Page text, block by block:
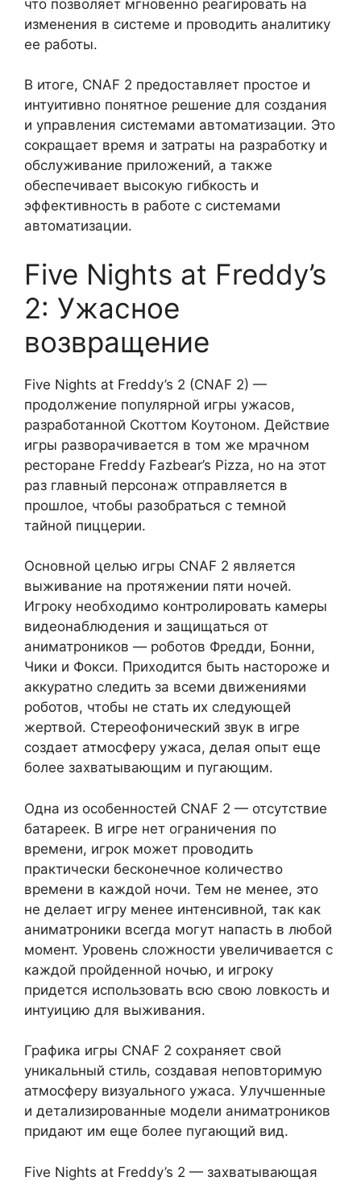
что позволяет мгновенно реагировать на
изменения в системе и проводить аналитику
ее работы.
В итоге, CNAF 2 предоставляет простое и
интуитивно понятное решение для создания
и управления системами автоматизации. Это
сокращает время и затраты на разработку и
обслуживание приложений, а также
обеспечивает высокую гибкость и
эффективность в работе с системами
автоматизации.
Five Nights at Freddy’s
2: Ужасное
возвращение
Five Nights at Freddy’s 2 (CNAF 2) —
продолжение популярной игры ужасов,
разработанной Скоттом Коутоном. Действие
игры разворачивается в том же мрачном
ресторане Freddy Fazbear’s Pizza, но на этот
раз главный персонаж отправляется в
прошлое, чтобы разобраться с темной
тайной пиццерии.
Основной целью игры CNAF 2 является
выживание на протяжении пяти ночей.
Игроку необходимо контролировать камеры
видеонаблюдения и защищаться от
аниматроников — роботов Фредди, Бонни,
Чики и Фокси. Приходится быть настороже и
аккуратно следить за всеми движениями
роботов, чтобы не стать их следующей
жертвой. Стереофонический звук в игре
создает атмосферу ужаса, делая опыт еще
более захватывающим и пугающим.
Одна из особенностей CNAF 2 — отсутствие
батареек. В игре нет ограничения по
времени, игрок может проводить
практически бесконечное количество
времени в каждой ночи. Тем не менее, это
не делает игру менее интенсивной, так как
аниматроники всегда могут напасть в любой
момент. Уровень сложности увеличивается с
каждой пройденной ночью, и игроку
придется использовать всю свою ловкость и
интуицию для выживания.
Графика игры CNAF 2 сохраняет свой
уникальный стиль, создавая неповторимую
атмосферу визуального ужаса. Улучшенные
и детализированные модели аниматроников
придают им еще более пугающий вид.
Five Nights at Freddy’s 2 — захватывающая